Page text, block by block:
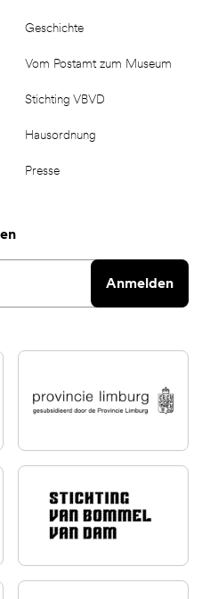
Geschichte
Vom Postamt zum Museum
Stichting VBVD
Hausordnung
Presse
Anmelden